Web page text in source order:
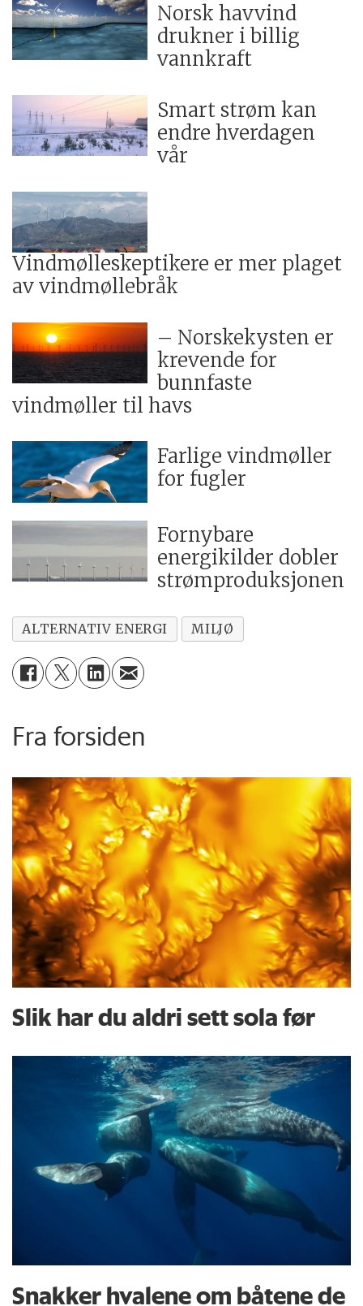
Norsk havvind
drukner i billig
vannkraft
Smart strøm kan
endre hverdagen
vår
Vindmølleskeptikere er mer plaget
av vindmøllebråk
– Norskekysten er
krevende for
bunnfaste
vindmøller til havs
Farlige vindmøller
for fugler
Fornybare
energikilder dobler
strømproduksjonen
ALTERNATIV ENERGI MILJØ
Fra forsiden
Slik har du aldri sett sola før
Snakker hvalene om båtene de